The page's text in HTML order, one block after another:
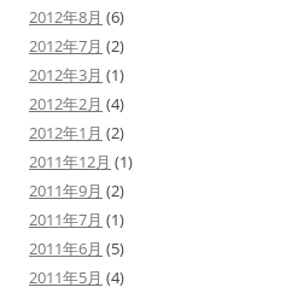
2012年8月 (6)
2012年7月 (2)
2012年3月 (1)
2012年2月 (4)
2012年1月 (2)
2011年12月 (1)
2011年9月 (2)
2011年7月 (1)
2011年6月 (5)
2011年5月 (4)